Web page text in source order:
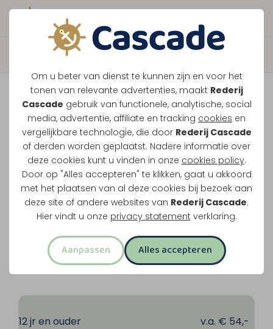
Om u beter van dienst te kunnen zijn en voor het
tonen van relevante advertenties, maakt Rederij
Cascade gebruik van functionele, analytische, social
media, advertentie, affiliate en tracking cookies en
vergelijkbare technologie, die door Rederij Cascade
of derden worden geplaatst. Nadere informatie over
deze cookies kunt u vinden in onze cookies policy.
Door op "Alles accepteren" te klikken, gaat u akkoord
met het plaatsen van al deze cookies bij bezoek aan
deze site of andere websites van Rederij Cascade.
Hier vindt u onze privacy statement verklaring.
Aanpassen Alles accepteren
Boek direct je vaart
Terug
Captain's Brunch XL
Brunch terwijl de Maasplassen voorbijschuiven.
Vanuit Maasbracht vaar je met een van onze 3,5-
uur durende rondvaarten.
Brunchbuffet aan boord
Drieënhalf uur uur varen met Captain's
Brunch
Koffie en thee tijdens brunch inbegrepen
Geef je dieetwensen door bij het boeken
12 jr en ouder
v.a. € 54,-